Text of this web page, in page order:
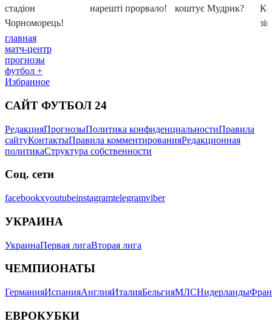
главная
матч-центр
прогнозы
футбол +
Избранное
САЙТ ФУТБОЛ 24
РедакцияПрогнозыПолитика конфиденциальностиПравила
сайтуКонтактыПравила комментированияРедакционная
политикаСтруктура собственности
Соц. сети
facebookxyoutubeinstagramtelegramviber
УКРАИНА
УкраинаПервая лигаВторая лига
ЧЕМПИОНАТЫ
ГерманияИспанияАнглияИталияБельгияМЛСНидерланды
ЕВРОКУБКИ